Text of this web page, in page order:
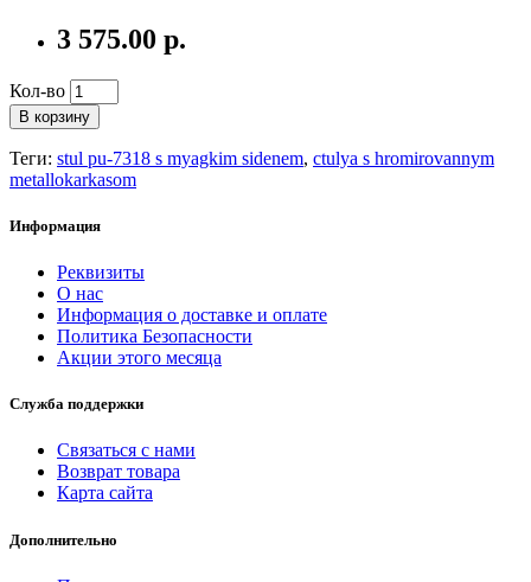
3 575.00 р.
Кол-во
В корзину
Теги: stul pu-7318 s myagkim sidenem, ctulya s hromirovannym
metallokarkasom
Информация
Реквизиты
О нас
Информация о доставке и оплате
Политика Безопасности
Акции этого месяца
Служба поддержки
Связаться с нами
Возврат товара
Карта сайта
Дополнительно